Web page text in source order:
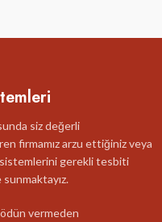
siz değerli
firmamız arzu ettiğiniz veya
gerekli tesbiti
vermeden